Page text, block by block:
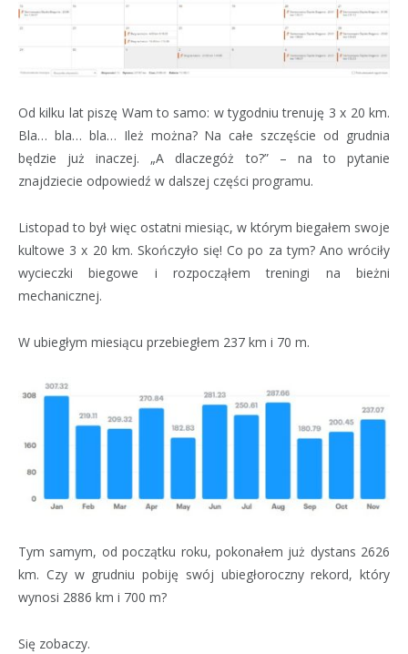
Od kilku lat piszę Wam to samo: w tygodniu trenuję 3 x 20 km.
Bla… bla… bla… Ileż można? Na całe szczęście od grudnia
będzie już inaczej. „A dlaczegóż to?” – na to pytanie
znajdziecie odpowiedź w dalszej części programu.
Listopad to był więc ostatni miesiąc, w którym biegałem swoje
kultowe 3 x 20 km. Skończyło się! Co po za tym? Ano wróciły
wycieczki biegowe i rozpocząłem treningi na bieżni
mechanicznej.
W ubiegłym miesiącu przebiegłem 237 km i 70 m.
Tym samym, od początku roku, pokonałem już dystans 2626
km. Czy w grudniu pobiję swój ubiegłoroczny rekord, który
wynosi 2886 km i 700 m?
Się zobaczy.